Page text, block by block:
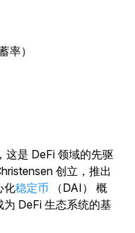
率）
这是 DeFi 领域的先驱
创立，推出
化稳定币 （DAI） 概
DeFi 生态系统的基